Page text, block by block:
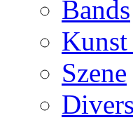
Bands
Szene